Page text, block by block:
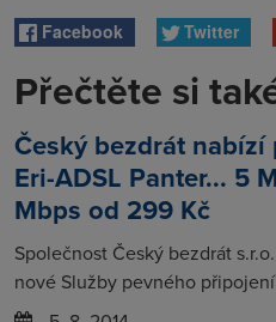
Facebook Twitter
Přečtěte si
Český bezdrát
Eri-ADSL Panter... 5
Mbps od 299 Kč
Společnost Český bezdrát
nové Služby pevného